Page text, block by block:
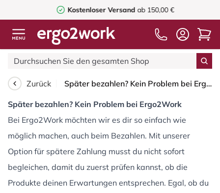
Kostenloser Versandab 150,00 €
Zurück Später bezahlen? Kein Problem bei Ergo2Work
Später bezahlen? Kein Problem bei Ergo2Work
Bei Ergo2Work möchten wir es dir so einfach wie
möglich machen, auch beim Bezahlen. Mit unserer
Option für spätere Zahlung musst du nicht sofort
begleichen, damit du zuerst prüfen kannst, ob die
Produkte deinen Erwartungen entsprechen. Egal, ob du